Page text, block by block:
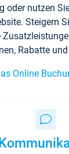
oder nutzen
Steigern
Rabatte
Online